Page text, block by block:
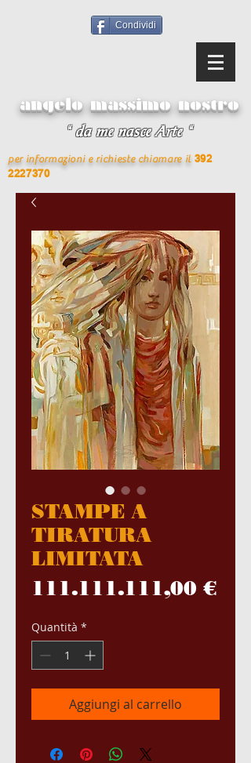
Condividi
angelo massimo nostro
“ da me nasce Arte “
per informazioni e richieste chiamare il 392
2227370
STAMPE A
TIRATURA
LIMITATA
111.111.111,00 €
Quantità *
Aggiungi al carrello